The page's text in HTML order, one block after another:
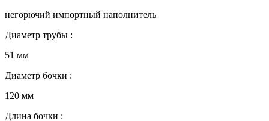
негорючий импортный наполнитель
Диаметр трубы :
51 мм
Диаметр бочки :
120 мм
Длина бочки :